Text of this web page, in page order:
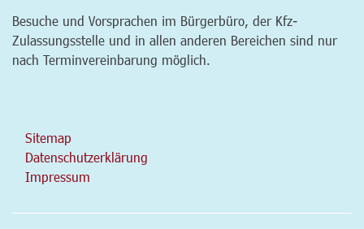
Besuche und Vorsprachen im Bürgerbüro, der Kfz-
Zulassungsstelle und in allen anderen Bereichen sind nur
nach Terminvereinbarung möglich.
Sitemap
Datenschutzerklärung
Impressum